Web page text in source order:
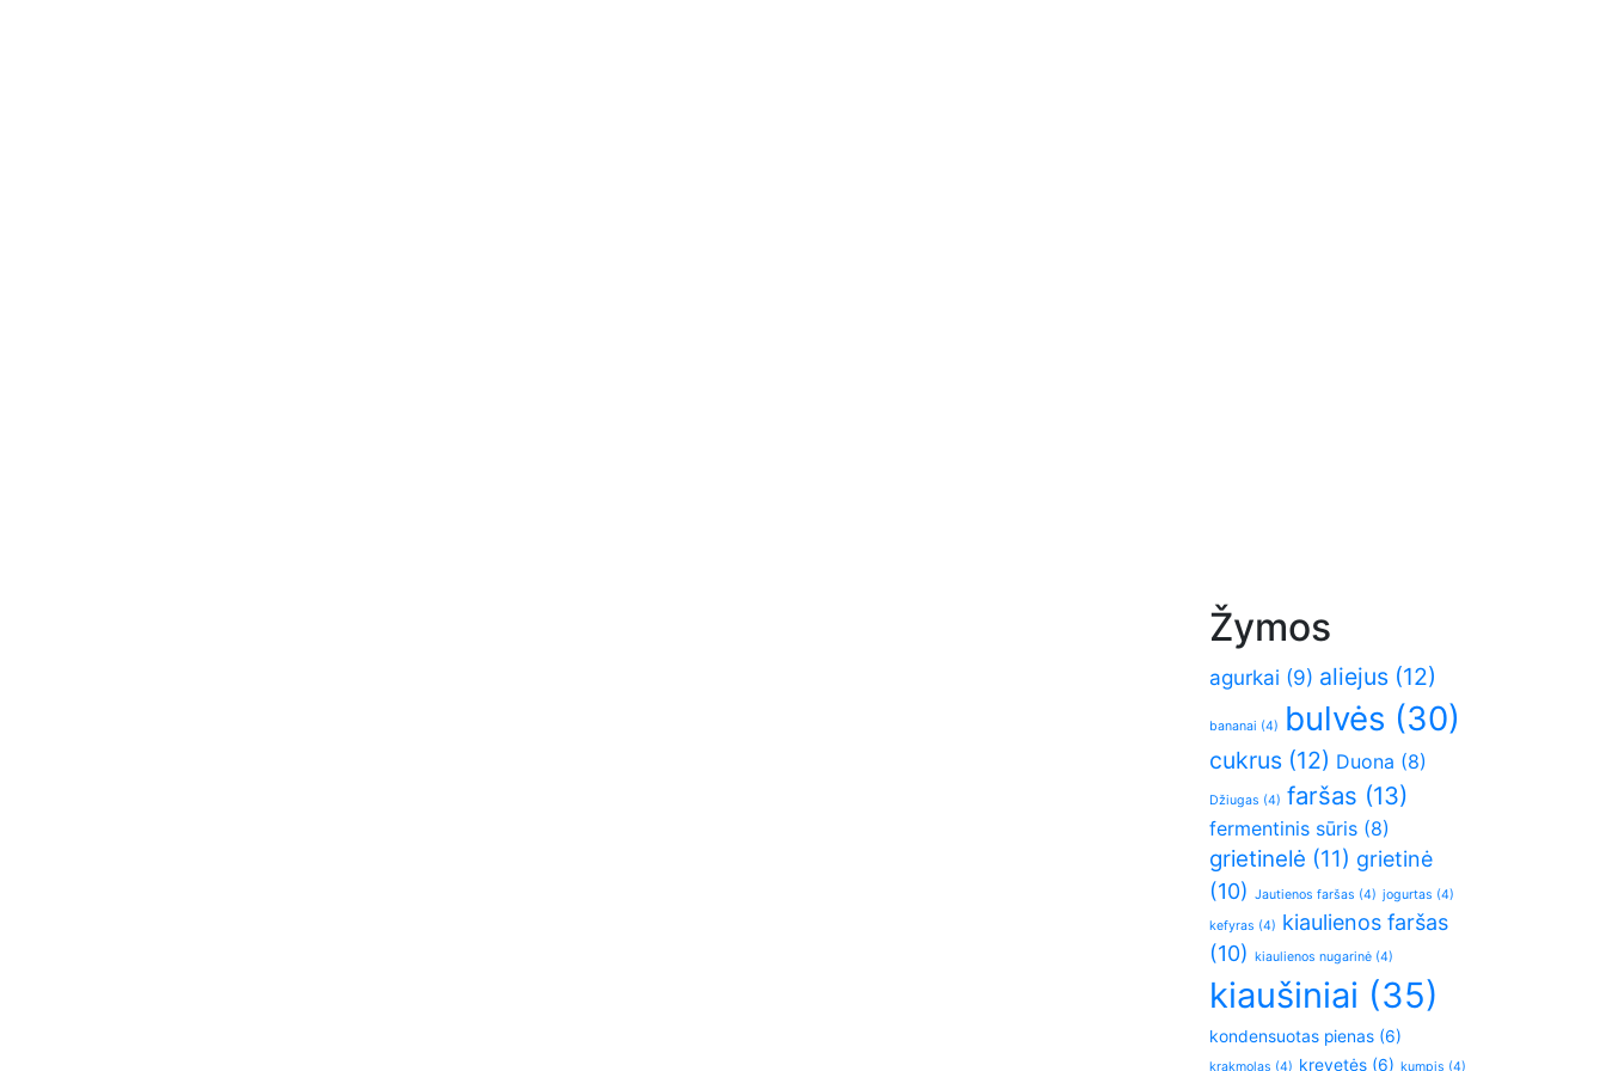
Žymos
agurkai (9) aliejus (12)
bananai (4) bulvės (30)
cukrus (12) Duona (8)
Džiugas (4) faršas (13)
fermentinis sūris (8)
grietinelė (11) grietinė
(10) Jautienos faršas (4) jogurtas (4)
kefyras (4) kiaulienos faršas
(10) kiaulienos nugarinė (4)
kiaušiniai (35)
kondensuotas pienas (6)
krakmolas (4) krevetės (6) kumpis (4)